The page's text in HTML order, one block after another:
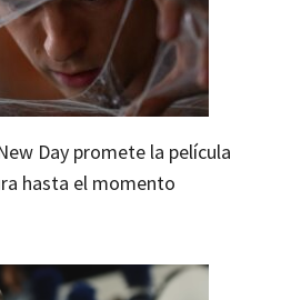
Day promete la película
hasta el momento